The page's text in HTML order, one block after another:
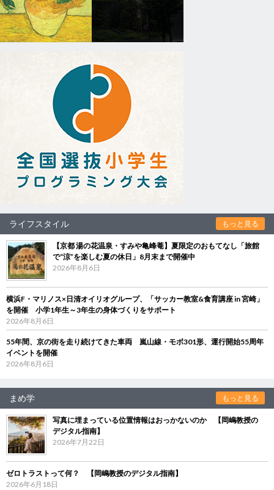
ライフスタイル もっと見る
【京都 湯の花温泉・すみや亀峰菴】夏限定のおもてなし「旅館
で“涼”を楽しむ夏の休日」8月末まで開催中
2026年8月6日
横浜F・マリノス×日清オイリオグループ、「サッカー教室&食育講座 in 宮崎」
を開催 小学1年生～3年生の身体づくりをサポート
2026年8月6日
55年間、京の街を走り続けてきた車両 嵐山線・モボ301形、運行開始55周年
イベントを開催
2026年8月6日
まめ学 もっと見る
写真に埋まっている位置情報はおっかないのか 【岡嶋教授の
デジタル指南】
2026年7月22日
ゼロトラストって何？ 【岡嶋教授のデジタル指南】
2026年6月18日